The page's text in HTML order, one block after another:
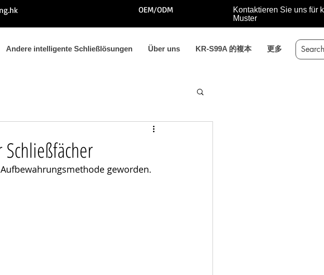
OEM/ODM
Kontaktieren Sie uns für
Muster
Andere intelligente Schließlösungen Über uns KR-S99A 的複本 更多
Schließfächer
geworden.